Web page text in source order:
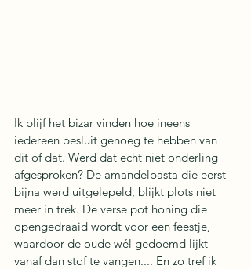
Ik blijf het bizar vinden hoe ineens
iedereen besluit genoeg te hebben van
dit of dat. Werd dat echt niet onderling
afgesproken? De amandelpasta die eerst
bijna werd uitgelepeld, blijkt plots niet
meer in trek. De verse pot honing die
opengedraaid wordt voor een feestje,
waardoor de oude wél gedoemd lijkt
vanaf dan stof te vangen.... En zo tref ik